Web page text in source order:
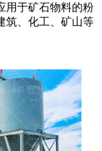
用于矿石物料的粉
筑、化工、矿山等